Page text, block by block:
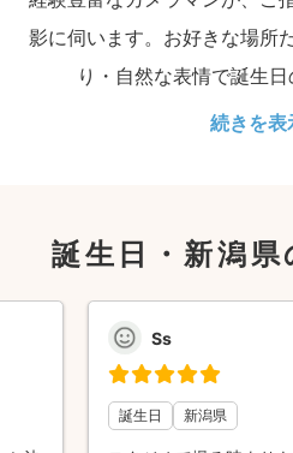
影に伺います。お好きな場所
り・自然な表情で誕生日
続きを表
誕生日・新潟県
Ss
誕生日 新潟県